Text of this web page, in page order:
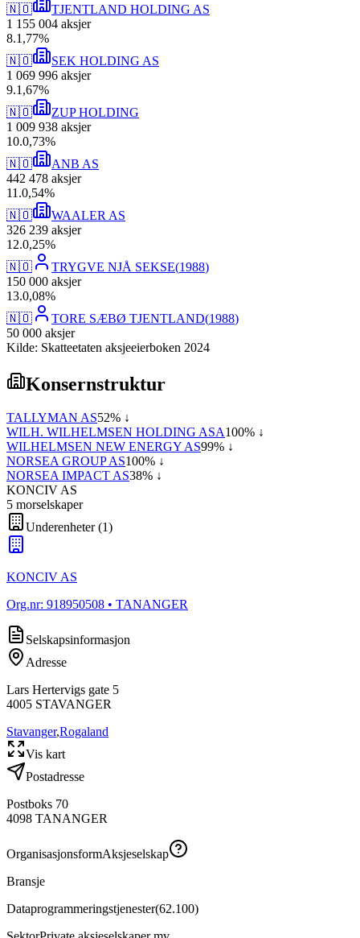
🇳🇴
TJENTLAND HOLDING AS
1 155 004 aksjer
8.1,77%
🇳🇴
SEK HOLDING AS
1 069 996 aksjer
9.1,67%
🇳🇴
ZUP HOLDING
1 009 938 aksjer
10.0,73%
🇳🇴
ANB AS
442 478 aksjer
11 .0,54%
🇳🇴
WAALER AS
326 239 aksjer
12.0,25%
🇳🇴
TRYGVE NJÅ SEKSE(1988)
150 000 aksjer
13.0,08%
🇳🇴
TORE SÆBØ TJENTLAND(1988)
50 000 aksjer
Kilde: Skatteetaten aksjeeierboken 2024
Konsernstruktur
TALLYMAN AS52% ↓
WILH. WILHELMSEN HOLDING ASA100% ↓
WILHELMSEN NEW ENERGY AS99% ↓
NORSEA GROUP AS100% ↓
NORSEA IMPACT AS38% ↓
KONCIV AS
5 morselskaper
Underenheter(1)
KONCIV AS
Org.nr: 918950508 • TANANGER
Selskapsinformasjon
Adresse
Lars Hertervigs gate 5
4005 STAVANGER
Stavanger,Rogaland
Vis kart
Postadresse
Postboks 70
4098 TANANGER
OrganisasjonsformAksjeselskap
Bransje
Dataprogrammeringstjenester(62.100)